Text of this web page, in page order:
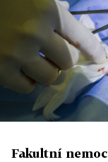
Fakultní